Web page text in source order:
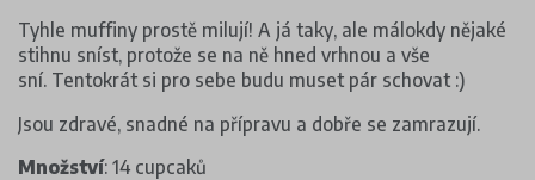
Tyhle muffiny prostě milují! A já taky, ale málokdy nějaké
stihnu sníst, protože se na ně hned vrhnou a vše
sní. Tentokrát si pro sebe budu muset pár schovat :)
Jsou zdravé, snadné na přípravu a dobře se zamrazují.
Množství: 14 cupcaků